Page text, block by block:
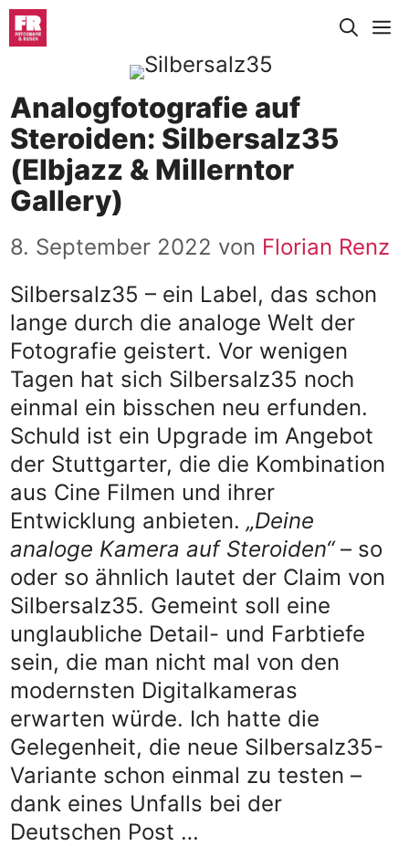
Zum
Inhalt
Analogfotografie auf
Steroiden: Silbersalz35
(Elbjazz & Millerntor
Gallery)
8. September 2022 von Florian Renz
Silbersalz35 – ein Label, das schon
lange durch die analoge Welt der
Fotografie geistert. Vor wenigen
Tagen hat sich Silbersalz35 noch
einmal ein bisschen neu erfunden.
Schuld ist ein Upgrade im Angebot
der Stuttgarter, die die Kombination
aus Cine Filmen und ihrer
Entwicklung anbieten. „Deine
analoge Kamera auf Steroiden“– so
oder so ähnlich lautet der Claim von
Silbersalz35. Gemeint soll eine
unglaubliche Detail- und Farbtiefe
sein, die man nicht mal von den
modernsten Digitalkameras
erwarten würde. Ich hatte die
Gelegenheit, die neue Silbersalz35-
Variante schon einmal zu testen –
dank eines Unfalls bei der
Deutschen Post …